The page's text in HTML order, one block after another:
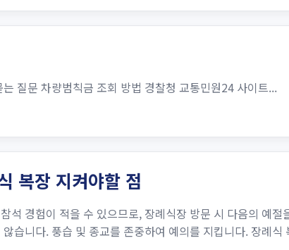
질문 차량범칙금 조회 방법 경찰청 교통민원24 사이트...
복장 지켜야할 점
석 경험이 적을 수 있으므로, 장례식장 방문 시 다음의 예
습니다. 풍습 및 종교를 존중하여 예의를 지킵니다. 장례식